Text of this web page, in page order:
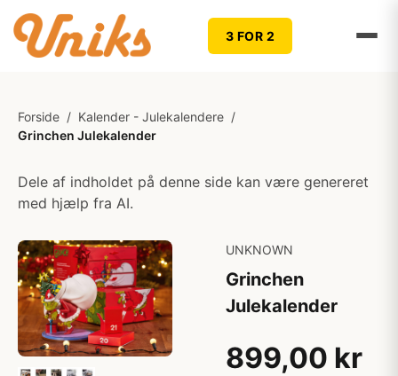
3 FOR 2
Forside / Kalender - Julekalendere /
Grinchen Julekalender
Dele af indholdet på denne side kan være genereret
med hjælp fra AI.
UNKNOWN
Grinchen
Julekalender
899,00 kr